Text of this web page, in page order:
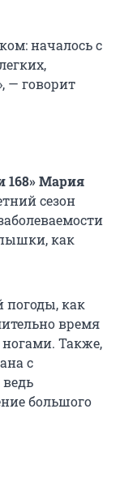
началось с
— говорит
168» Мария
сезон
как
погоды, как
время
Также,
с
большого